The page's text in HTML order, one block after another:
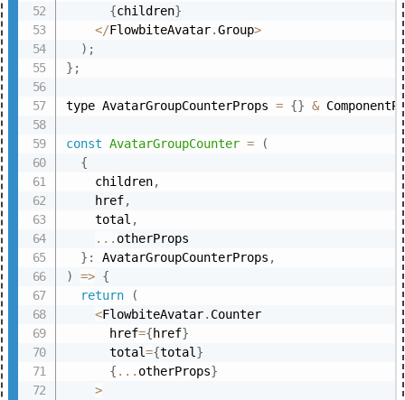
{children}
</FlowbiteAvatar.Group>
) ;
} ;
type AvatarGroupCounterProps = {} &
const AvatarGroupCounter =
(
{
    children
,
    href
,
    total
,
... otherProps
} : AvatarGroupCounterProps ,
)
=> {
return
(
<FlowbiteAvatar. Counter
      href
={href}
      total
={total }
{ ... otherProps}
>